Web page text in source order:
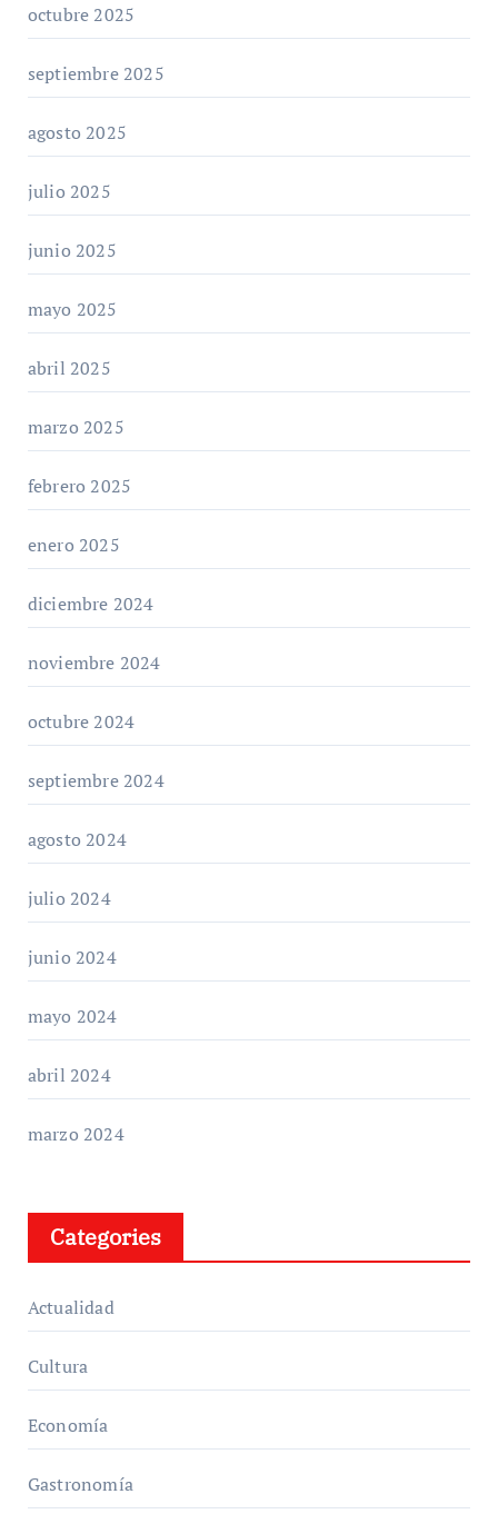
octubre 2025
septiembre 2025
agosto 2025
julio 2025
junio 2025
mayo 2025
abril 2025
marzo 2025
febrero 2025
enero 2025
diciembre 2024
noviembre 2024
octubre 2024
septiembre 2024
agosto 2024
julio 2024
junio 2024
mayo 2024
abril 2024
marzo 2024
Categories
Actualidad
Cultura
Economía
Gastronomía